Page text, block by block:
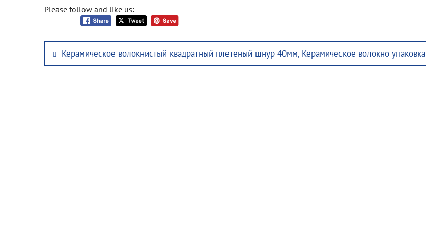
Please follow and like us:
Post
navigation
Previous
post:
Керамическое волокнистый квадратный плетеный шнур 40мм, Керамическое волокно упаковка